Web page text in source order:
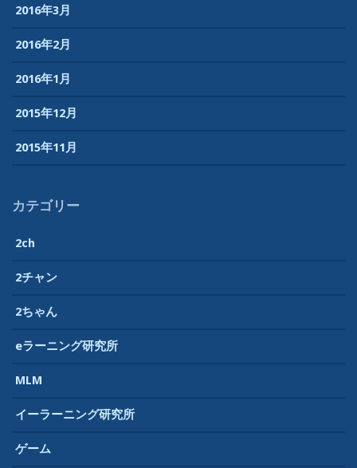
2016年3月
2016年2月
2016年1月
2015年12月
2015年11月
カテゴリー
2ch
2チャン
2ちゃん
eラーニング研究所
MLM
イーラーニング研究所
ゲーム